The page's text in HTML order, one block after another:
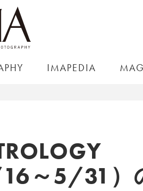
IMAPEDIA
～5/31）